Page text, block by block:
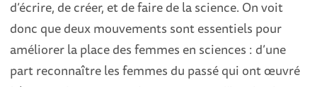
d’écrire, de créer, et de faire de la science. On voit
donc que deux mouvements sont essentiels pour
améliorer la place des femmes en sciences : d’une
part reconnaître les femmes du passé qui ont œuvré